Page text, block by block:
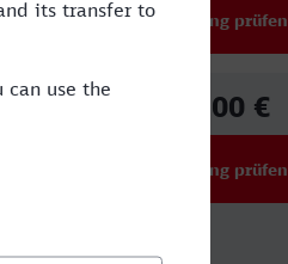
Verbindung prüfen
34,00 €
Verbindung prüfen